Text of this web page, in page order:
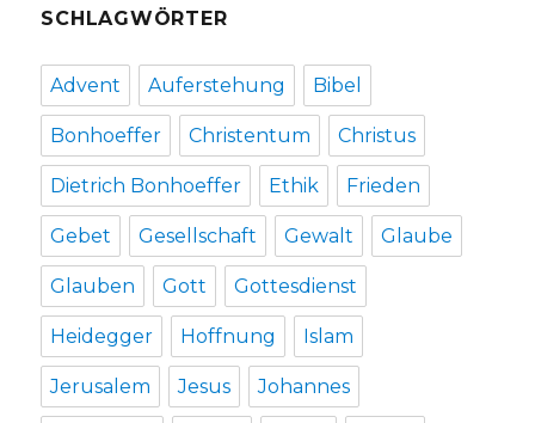
SCHLAGWÖRTER
Advent Auferstehung Bibel
Bonhoeffer Christentum Christus
Dietrich Bonhoeffer Ethik Frieden
Gebet Gesellschaft Gewalt Glaube
Glauben Gott Gottesdienst
Heidegger Hoffnung Islam
Jerusalem Jesus Johannes